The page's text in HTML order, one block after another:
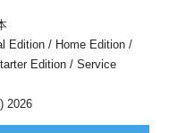
Edition / Home Edition /
Edition / Service
2026